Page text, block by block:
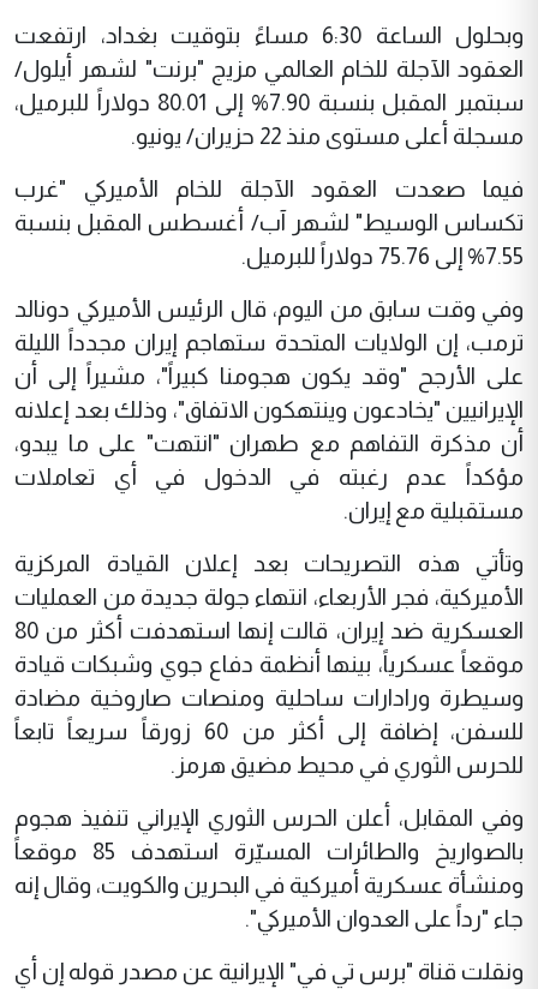
وبحلول الساعة 6:30 مساءً بتوقيت بغداد، ارتفعت
العقود الآجلة للخام العالمي مزيج "برنت" لشهر أيلول/
سبتمبر المقبل بنسبة 7.90% إلى 80.01 دولاراً للبرميل،
مسجلة أعلى مستوى منذ 22 حزيران/ يونيو.
فيما صعدت العقود الآجلة للخام الأميركي "غرب
تكساس الوسيط" لشهر آب/ أغسطس المقبل بنسبة
7.55% إلى 75.76 دولاراً للبرميل.
وفي وقت سابق من اليوم، قال الرئيس الأميركي دونالد
ترمب، إن الولايات المتحدة ستهاجم إيران مجدداً الليلة
على الأرجح "وقد يكون هجومنا كبيراً"، مشيراً إلى أن
الإيرانيين "يخادعون وينتهكون الاتفاق"، وذلك بعد إعلانه
أن مذكرة التفاهم مع طهران "انتهت" على ما يبدو،
مؤكداً عدم رغبته في الدخول في أي تعاملات
مستقبلية مع إيران.
وتأتي هذه التصريحات بعد إعلان القيادة المركزية
الأميركية، فجر الأربعاء، انتهاء جولة جديدة من العمليات
العسكرية ضد إيران، قالت إنها استهدفت أكثر من 80
موقعاً عسكرياً، بينها أنظمة دفاع جوي وشبكات قيادة
وسيطرة ورادارات ساحلية ومنصات صاروخية مضادة
للسفن، إضافة إلى أكثر من 60 زورقاً سريعاً تابعاً
للحرس الثوري في محيط مضيق هرمز.
وفي المقابل، أعلن الحرس الثوري الإيراني تنفيذ هجوم
بالصواريخ والطائرات المسيّرة استهدف 85 موقعاً
ومنشأة عسكرية أميركية في البحرين والكويت، وقال إنه
جاء "رداً على العدوان الأميركي".
ونقلت قناة "برس تي في" الإيرانية عن مصدر قوله إن أي